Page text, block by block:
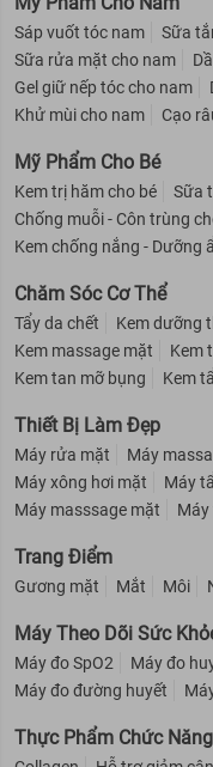
Đầu cọ siêu mảnh và
cần thiết. Lý tưởng
Sáp vuốt tóc nam Sữa
Sữa rửa mặt cho nam
Gel giữ nếp tóc cho nam
Khử mùi cho nam
Cạo
Mỹ Phẩm Cho Bé
Kem trị hăm cho bé Sữa
Chống muỗi - Côn trùng
Kem chống nắng - Dưỡng
Chăm Sóc Cơ Thể
Tẩy da chết Kem dưỡng
Kem massage mặt
Kem
Kem tan mỡ bụng
Kem
Thiết Bị Làm Đẹp
Máy rửa mặt Máy
Máy xông hơi mặt
Máy
Máy masssage mặt
Máy
Trang Điểm
Gương mặt Mắt Môi
Máy Theo Dõi Sức
Máy đo SpO2 Máy đo
Máy đo đường huyết
Thực Phẩm Chức